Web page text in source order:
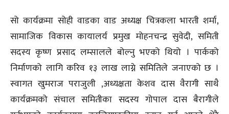
सो कार्यक्रमा सोही वाडका वाड अध्यक्ष चित्रकला भारती शर्मा,
सामाजिक विकास कायालर्य प्रमुख मोहनचन्द्र सुवेदी, समिती
सदस्य कृष्ण प्रसाद लम्सालले बोल्नु भएको थियो । पार्कको
निर्माणको लागि करिव १३ लाख लाग्ने समितिले जनाएको छ ।
स्वागत खुमराज पराजुली ,अध्यक्षता केशव दास वैरागी साथै
कार्यक्रमको संचाल समितीका सदस्य गोपाल दास बैरागीले